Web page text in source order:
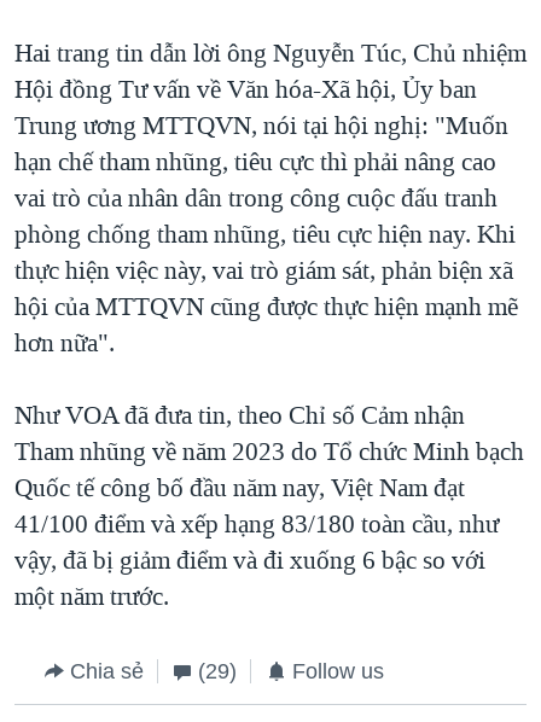
Hai trang tin dẫn lời ông Nguyễn Túc, Chủ nhiệm
Hội đồng Tư vấn về Văn hóa-Xã hội, Ủy ban
Trung ương MTTQVN, nói tại hội nghị: "Muốn
hạn chế tham nhũng, tiêu cực thì phải nâng cao
vai trò của nhân dân trong công cuộc đấu tranh
phòng chống tham nhũng, tiêu cực hiện nay. Khi
thực hiện việc này, vai trò giám sát, phản biện xã
hội của MTTQVN cũng được thực hiện mạnh mẽ
hơn nữa".
Như VOA đã đưa tin, theo Chỉ số Cảm nhận
Tham nhũng về năm 2023 do Tổ chức Minh bạch
Quốc tế công bố đầu năm nay, Việt Nam đạt
41/100 điểm và xếp hạng 83/180 toàn cầu, như
vậy, đã bị giảm điểm và đi xuống 6 bậc so với
một năm trước.
Chia sẻ (29) Follow us